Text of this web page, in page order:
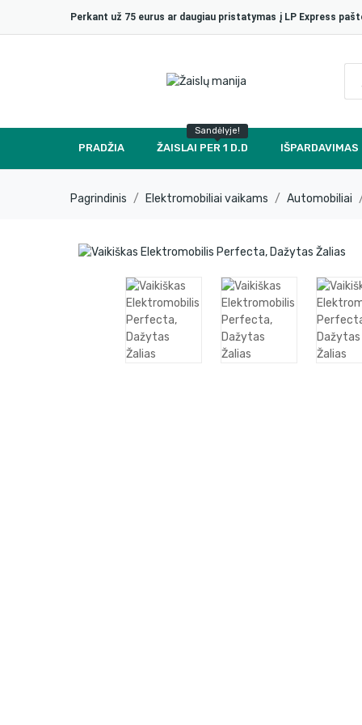
Perkant už 75 eurus ar daugiau pristatymas į LP Express
PRADŽIA ŽAISLAI PER 1 D.D
Sandėlyje!
IŠPARDAVIMAS
Pagrindinis Elektromobiliai vaikams Automobiliai